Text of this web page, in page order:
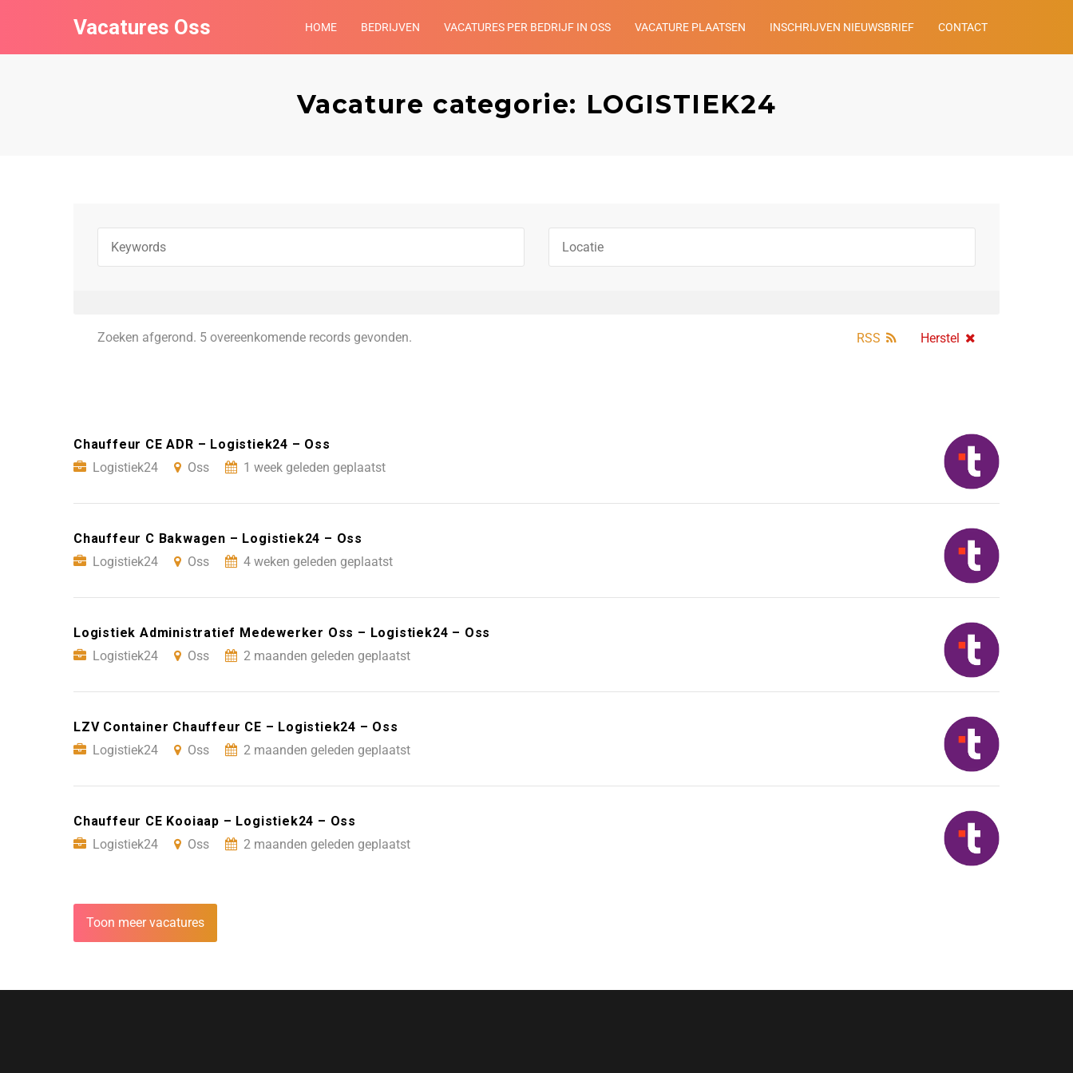
Vacatures Oss HOME BEDRIJVEN VACATURES PER BEDRIJF IN OSS VACATURE PLAATSEN INSCHRIJVEN NIEUWSBRIEF CONTACT
Vacature categorie: LOGISTIEK24
Zoeken afgerond. 5 overeenkomende records gevonden. Herstel
RSS
Chauffeur CE ADR – Logistiek24 – Oss
Logistiek24
Oss 1 week geleden geplaatst
Chauffeur C Bakwagen – Logistiek24 – Oss
Logistiek24
Oss 4 weken geleden geplaatst
Logistiek Administratief Medewerker Oss – Logistiek24 – Oss
Logistiek24
Oss 2 maanden geleden geplaatst
LZV Container Chauffeur CE – Logistiek24 – Oss
Logistiek24
Oss 2 maanden geleden geplaatst
Chauffeur CE Kooiaap – Logistiek24 – Oss
Logistiek24
Oss 2 maanden geleden geplaatst
Toon meer vacatures